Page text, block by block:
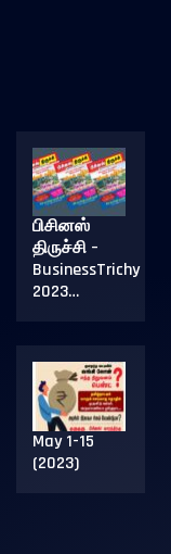
பிசினஸ்
திருச்சி –
BusinessTrichy
2023…
May 1-15
(2023)